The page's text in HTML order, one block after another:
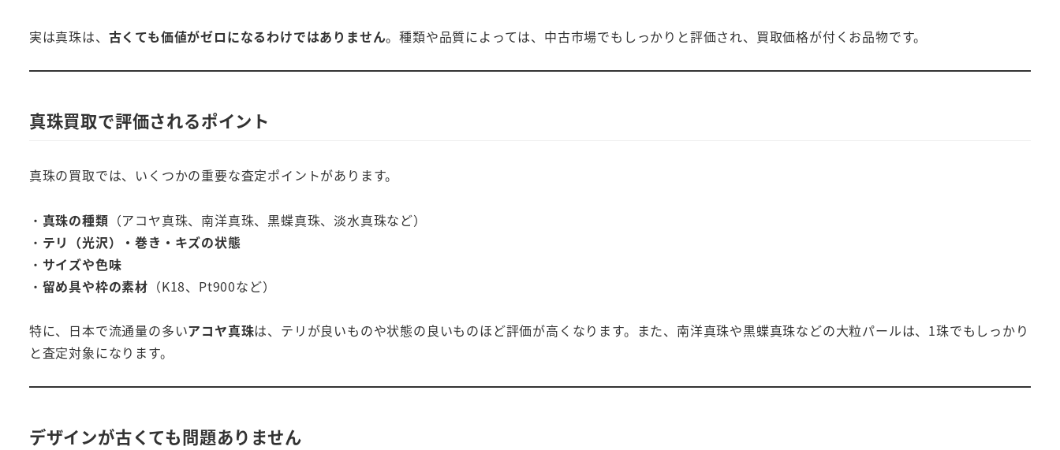
実は真珠は、 古くても価値がゼロになるわけではありません。種類や品質によっては、中古市場でもしっかりと評価され、買取価格が付くお品物です。
真珠買取で評価されるポイント
真珠の買取では、いくつかの重要な査定ポイントがあります。
・ 真珠の種類 （アコヤ真珠、南洋真珠、黒蝶真珠、淡水真珠など）
・ テリ（光沢）・巻き・キズの状態
・ サイズや色味
・ 留め具や枠の素材 （K18、Pt900など）
特に、日本で流通量の多いアコヤ真珠は、テリが良いものや状態の良いものほど評価が高くなります。また、南洋真珠や黒蝶真珠などの大粒パールは、1珠でもしっかり
と査定対象になります。
デザインが古くても問題ありません